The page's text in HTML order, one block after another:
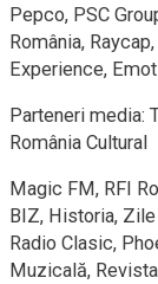
Pepco, PSC
România,
Experience,
Parteneri media:
România Cultural
Magic FM, RFI
BIZ, Historia,
Radio Clasic,
Muzicală,